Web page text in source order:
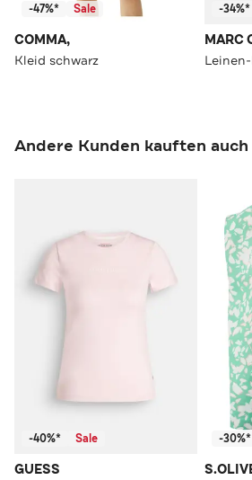
-47%* Sale
COMMA,
Kleid schwarz
-34%*
MARC
Andere Kunden kauften auch
-40%* Sale
GUESS
-30%*